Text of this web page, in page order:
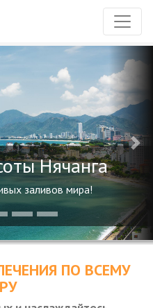
Шри-Ланки
и очаровывающие
острова Цейлон
ПО ВСЕМУ